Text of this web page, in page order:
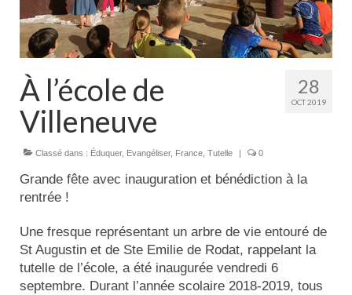
Actualités
Tutelle
28
OCT 2019
À l’école de
Villeneuve
Classé dans : Éduquer, Evangéliser, France Tutelle | 0
Grande fête avec inauguration et bénédiction à la
rentrée !
Une fresque représentant un arbre de vie entouré de
St Augustin et de Ste Emilie de Rodat, rappelant la
tutelle de l’école, a été inaugurée vendredi 6
septembre. Durant l’année scolaire 2018-2019, tous